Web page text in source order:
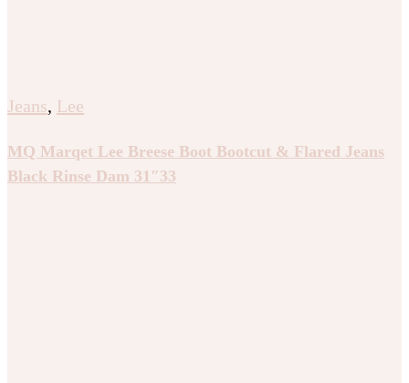
Jeans, Lee
MQ Marqet Lee Breese Boot Bootcut & Flared Jeans
Black Rinse Dam 31″33